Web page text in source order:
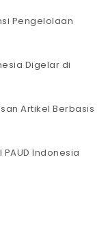
Pengelolaan
Digelar di
Artikel Berbasis
Indonesia